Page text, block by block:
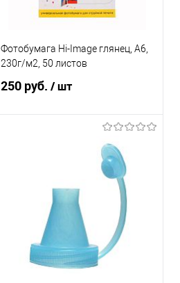
Фотобумага Hi-Image глянец, А6,
230г/м2, 50 листов
250 руб./ шт
В корзину
Сравнение
В избранное
В наличии